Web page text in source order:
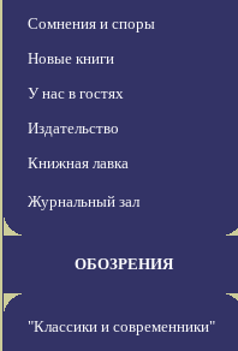
Сомнения и споры
Новые книги
У нас в гостях
Издательство
Книжная лавка
Журнальный зал
ОБОЗРЕНИЯ
"Классики и современники"